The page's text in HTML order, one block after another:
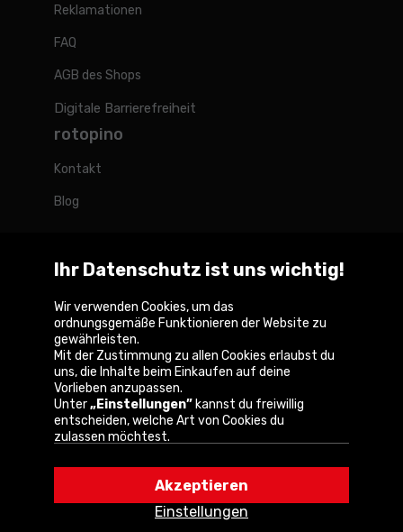
Reklamationen
FAQ
AGB des Shops
Digitale Barrierefreiheit
rotopino
Kontakt
Blog
Belgique België
Copyright © 2026
Cookie-Informationen
Ihr Datenschutz ist uns wichtig!
Wir verwenden Cookies, um das
ordnungsgemäße Funktionieren der Website zu
gewährleisten.
Mit der Zustimmung zu allen Cookies erlaubst du
uns, die Inhalte beim Einkaufen auf deine
Vorlieben anzupassen.
Unter„Einstellungen” kannst du freiwillig
entscheiden, welche Art von Cookies du
zulassen möchtest.
dich mit der Verwendung von Cookies gemäß
deinen Browsereinstellungen einverstanden.
Du kannst deine Wahl jederzeit ändern, indem du
„Einstellungen”in der Cookie-Richtlinie
Einstellungen
Akzeptieren